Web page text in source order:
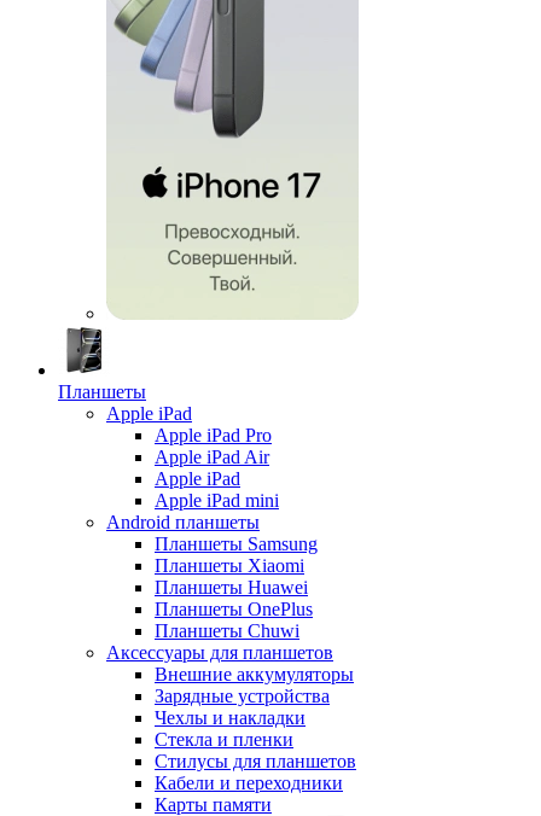
Планшеты
Apple iPad
Apple iPad Pro
Apple iPad Air
Apple iPad
Apple iPad mini
Android планшеты
Планшеты Samsung
Планшеты Xiaomi
Планшеты Huawei
Планшеты OnePlus
Планшеты Chuwi
Аксессуары для планшетов
Внешние аккумуляторы
Зарядные устройства
Чехлы и накладки
Стекла и пленки
Стилусы для планшетов
Кабели и переходники
Карты памяти